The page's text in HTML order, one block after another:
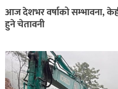
आज देशभर वर्षाको सम्भावना, केही
हुने चेतावनी